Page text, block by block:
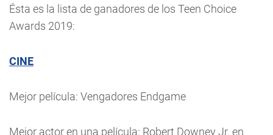
Ésta es la lista de ganadores de los Teen Choice
Awards 2019:
CINE
Mejor película: Vengadores Endgame
Mejor actor en una película: Robert Downey Jr. en